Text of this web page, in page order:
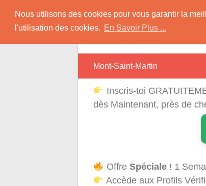
Nous utilisons des cookies pour vous garantir la
l'utilisation des cookies. En Savoir Plus ...
content
Rencontres
Rencontrez Une Célibataire Près
Mont-Saint-Martin
Inscris-toi
dès Maintenant, près de
Offre Spéciale! 1
Accède aux Profils